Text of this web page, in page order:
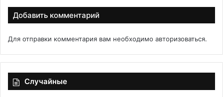
Добавить комментарий
Для отправки комментария вам необходимо авторизоваться.
Случайные